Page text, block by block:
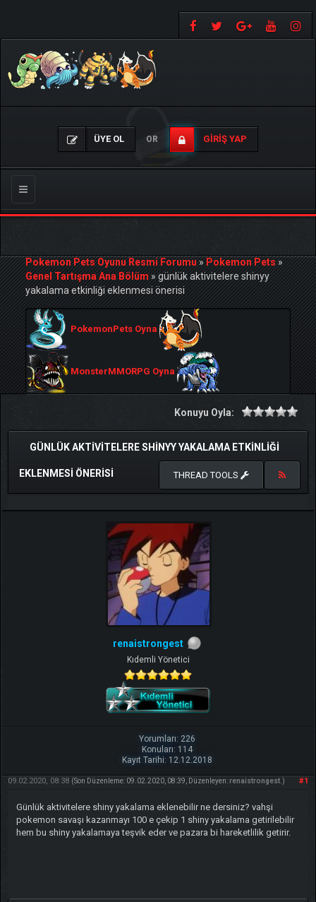
ÜYE OL OR GIRIŞ YAP
Gezinmeyi
Değiştir
Pokemon Pets Oyunu Resmi Forumu»Pokemon Pets»
Genel Tartışma Ana Bölüm»günlük aktivitelere shinyy
yakalama etkinliği eklenmesi önerisi
PokemonPets Oyna
MonsterMMORPG Oyna
Konuyu Oyla:
GÜNLÜK AKTIVITELERE SHINYY YAKALAMA ETKINLIĞI
EKLENMESI ÖNERISI THREAD TOOLS
renaistrongest
Kıdemli Yönetici
Yorumları: 226
Konuları: 114
Kayıt Tarihi: 12.12.2018
#1
09.02.2020, 08:38 (Son Düzenleme: 09.02.2020, 08:39, Düzenleyen:renaistrongest.)
Günlük aktivitelere shiny yakalama eklenebilir ne dersiniz? vahşi
pokemon savaşı kazanmayı 100 e çekip 1 shiny yakalama getirilebilir
hem bu shiny yakalamaya teşvik eder ve pazara bi hareketlilik getirir.